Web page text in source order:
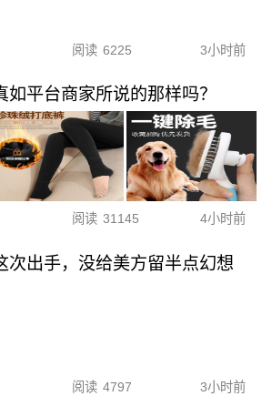
阅读 6225 3小时前
平台商家所说的那样吗？
阅读 31145 4小时前
次出手，没给美方留半点幻想
阅读 4797 3小时前